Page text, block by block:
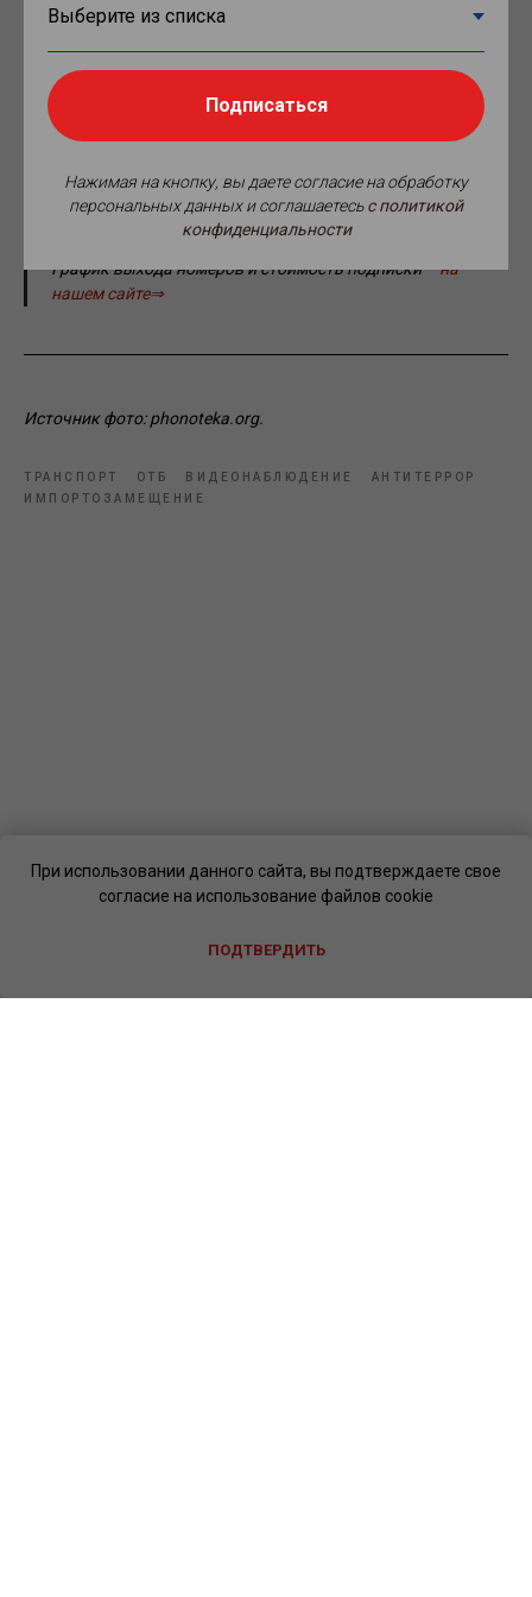
При использовании данного сайта, вы подтверждаете свое
согласие на использование файлов cookie
ПОДТВЕРДИТЬ
организационного обеспечения капитанов морских
Напомним, что оформить подписку вы можете на
печатную или электронную версию издания.
три запланированных выпуска этого года, отправив
заявку на почту
media@securityexp.ru
График выхода номеров и стоимость подписки –на
нашем сайте⇒
Источник фото: phonoteka.org.
ТРАНСПОРТ ОТБ ВИДЕОНАБЛЮДЕНИЕ
АНТИТЕРРОР
ИМПОРТОЗАМЕЩЕНИЕ
Подписаться
Нажимая на кнопку, вы даете согласие на обработку
персональных данных и соглашаетесьc политикой
конфиденциальности